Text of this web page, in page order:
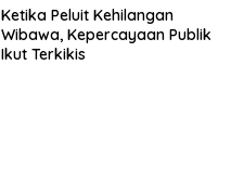
Ketika Peluit Kehilangan
Wibawa, Kepercayaan Publik
Ikut Terkikis